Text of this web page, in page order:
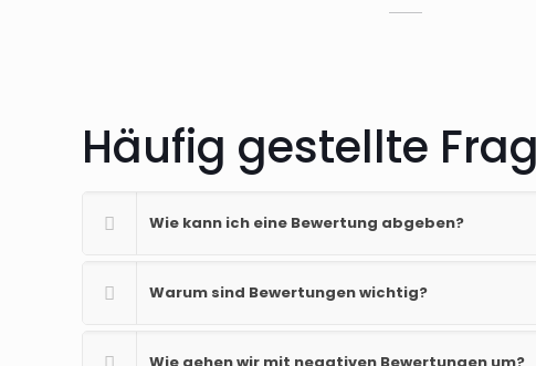
Häufig gestellte
Wie kann ich eine Bewertung abgeben?
Warum sind Bewertungen wichtig?